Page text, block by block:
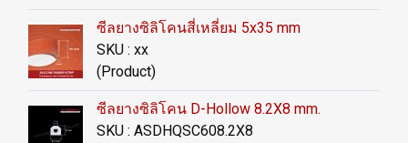
ซีลยางซิลิโคนสี่เหลี่ยม 5x35 mm
SKU : xx
(Product)
ซีลยางซิลิโคน D-Hollow 8.2X8 mm.
SKU : ASDHQSC608.2X8